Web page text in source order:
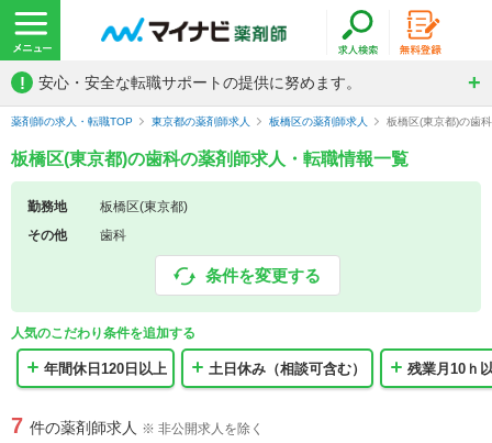
! 安心・安全な転職サポートの提供に努めます。
薬剤師の求人・転職TOP 東京都の薬剤師求人 板橋区の薬剤師求人 板橋区(東京都)の歯
板橋区(東京都)の歯科の薬剤師求人・転職情報一覧
勤務地
板橋区(東京都)
その他
歯科
条件を変更する
人気のこだわり条件を追加する
年間休日120日以上 土日休み（相談可含む） 残業月10ｈ
7 件の薬剤師求人 ※ 非公開求人を除く